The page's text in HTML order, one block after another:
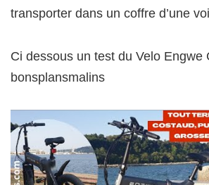
transporter dans un coffre d’une
Ci dessous un test du Velo Engwe
bonsplansmalins